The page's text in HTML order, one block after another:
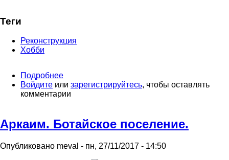
Теги
Реконструкция
Хобби
Подробнее
Воскресенье,
Челябинск,
Войдите или зарегистрируйтесь, чтобы оставлять
комментарии
Аркаим. Ботайское поселение.
Опубликовано meval - пн, 27/11/2017 - 14:50